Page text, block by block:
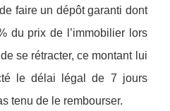
faire un dépôt garanti dont
du prix de l’immobilier lors
se rétracter, ce montant lui
le délai légal de 7 jours
tenu de le rembourser.